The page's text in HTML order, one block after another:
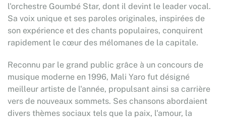
l'orchestre Goumbé Star, dont il devint le leader vocal.
Sa voix unique et ses paroles originales, inspirées de
son expérience et des chants populaires, conquirent
rapidement le cœur des mélomanes de la capitale.
Reconnu par le grand public grâce à un concours de
musique moderne en 1996, Mali Yaro fut désigné
meilleur artiste de l'année, propulsant ainsi sa carrière
vers de nouveaux sommets. Ses chansons abordaient
divers thèmes sociaux tels que la paix, l'amour, la